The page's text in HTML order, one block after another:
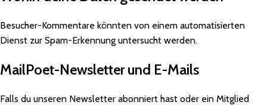
Besucher-Kommentare könnten von einem automatisierten
Dienst zur Spam-Erkennung untersucht werden.
MailPoet-Newsletter und E-Mails
Falls du unseren Newsletter abonniert hast oder ein Mitglied